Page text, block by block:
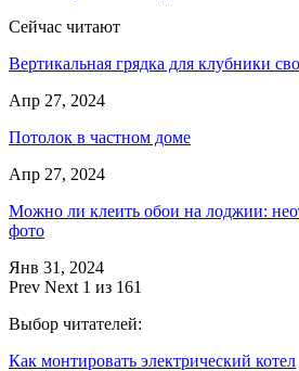
Сейчас читают
Вертикальная грядка для клубники
Апр 27, 2024
Потолок в частном доме
Апр 27, 2024
Можно ли клеить обои на лоджии:
фото
Янв 31, 2024
Prev Next 1 из 161
Выбор читателей:
Как монтировать электрический котел